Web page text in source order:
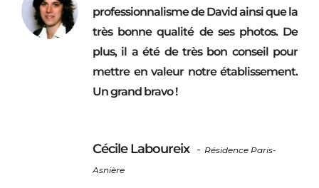
professionnalisme de David ainsi que la
très bonne qualité de ses photos. De
plus, il a été de très bon conseil pour
mettre en valeur notre établissement.
Un grand bravo !
Cécile Laboureix - Résidence Paris-
Asnière